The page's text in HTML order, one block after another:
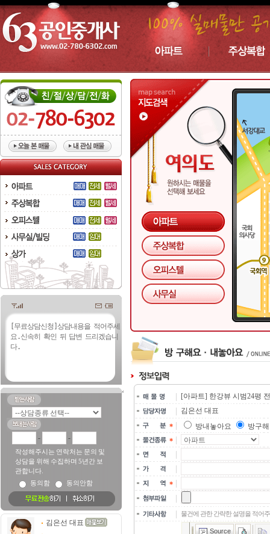
- -
작성해주시는 연락처는 문의 및
상담을 위해 수집하며 5년간 보
관합니다.
동의함
동의안함
김은선 대표
[아파트] 한강뷰 시범24평
김은선 대표
방내놓아요
방구
물건에 관한 간략한 설명을 적어